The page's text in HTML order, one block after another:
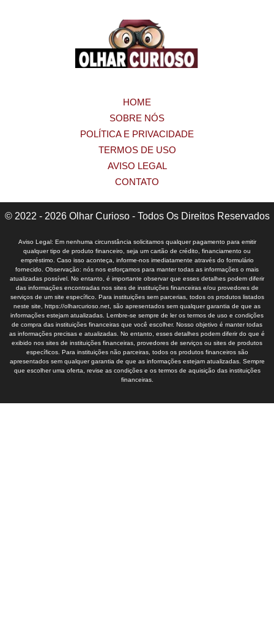
HOME
SOBRE NÓS
POLÍTICA E PRIVACIDADE
TERMOS DE USO
AVISO LEGAL
CONTATO
© 2022 - 2026 Olhar Curioso - Todos Os Direitos Reservados
Aviso Legal: Em nenhuma circunstância solicitamos qualquer pagamento para emitir
qualquer tipo de produto financeiro, seja um cartão de crédito, financiamento ou
empréstimo. Caso isso aconteça, informe-nos imediatamente através do formulário
fornecido. Observação: nós nos esforçamos para manter todas as informações o mais
atualizadas possível. No entanto, é importante observar que esses detalhes podem diferir
das informações encontradas nos sites de instituições financeiras e/ou provedores de
serviços de um site específico. Para instituições sem parcerias, todos os produtos listados
neste site, https://olharcurioso.net, são apresentados sem qualquer garantia de que as
informações estejam atualizadas. Lembre-se sempre de ler os termos de uso e condições
de compra das instituições financeiras que você escolher. Nosso objetivo é manter todas
as informações precisas e atualizadas. No entanto, esses detalhes podem diferir do que é
exibido nos sites de instituições financeiras, provedores de serviços ou sites de produtos
específicos. Para instituições não parceiras, todos os produtos financeiros são
apresentados sem qualquer garantia de que as informações estejam atualizadas. Sempre
que escolher uma oferta, revise as condições e os termos de aquisição das instituições
financeiras.